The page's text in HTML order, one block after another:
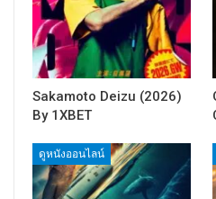
Sakamoto Deizu (2026)
By 1XBET
ดูหนังออนไลน์